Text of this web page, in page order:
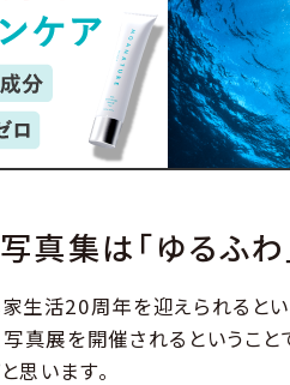
真集は「ゆるふわ
生活20周年を迎えられるとい
写真展を開催されるというこ
思います。